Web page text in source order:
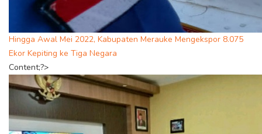
Hingga Awal Mei 2022, Kabupaten Merauke Mengekspor 8.075
Ekor Kepiting ke Tiga Negara
Content;?>